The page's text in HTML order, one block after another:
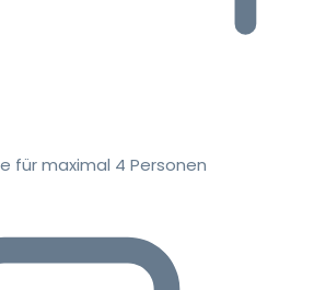
für maximal 4 Personen